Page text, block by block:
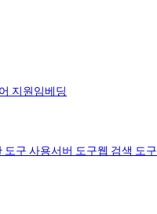
지원임베딩
도구 사용서버 도구웹 검색 도구